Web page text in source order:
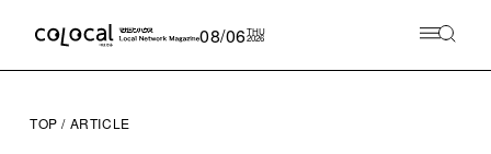
08/06THU
2026
TOP ARTICLE